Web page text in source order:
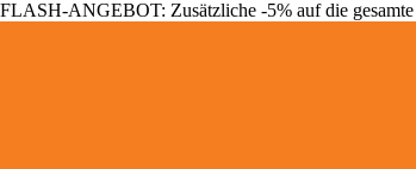
FLASH-ANGEBOT: Zusätzliche -5% auf die gesamte